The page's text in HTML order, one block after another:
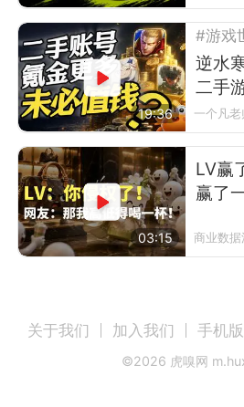
19:36
#游戏
逆水
二手
钱？
一个凡老
03:15
LV赢
赢了
商业数据
关于我们 加入我们 手机版
©2026 虎嗅网